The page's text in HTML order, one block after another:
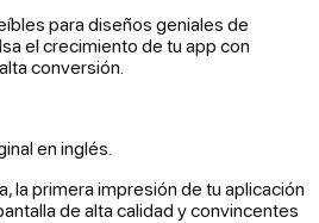
para diseños geniales de
el crecimiento de tu app con
conversión.
en inglés.
la primera impresión de tu aplicación
de alta calidad y convincentes